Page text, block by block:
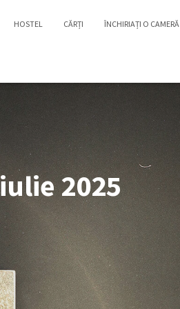
HOSTEL CĂRȚI ÎNCHIRIAȚI O CAMERĂ
iulie 2025